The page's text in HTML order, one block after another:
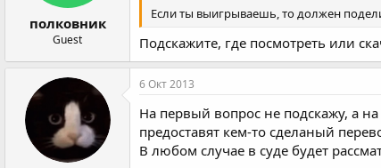
полковник
Guest
Если ты выигрываешь, то должен
Подскажите, где посмотреть или
6 Окт 2013
На первый вопрос не подскажу, а
предоставят кем-то сделаный
В любом случае в суде будет